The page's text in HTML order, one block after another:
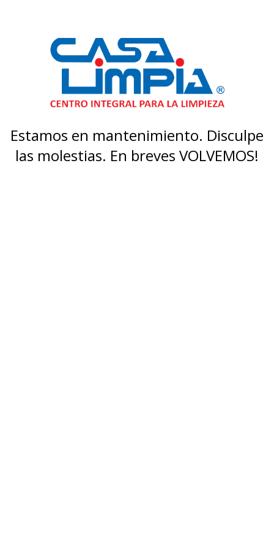
Estamos en mantenimiento. Disculpe
las molestias. En breves VOLVEMOS!